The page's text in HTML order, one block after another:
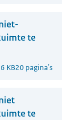
te
KB20 pagina's
te